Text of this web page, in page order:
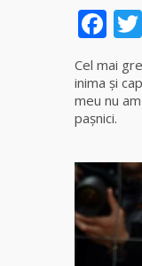
Cel mai
inima şi
meu nu
paşnici.